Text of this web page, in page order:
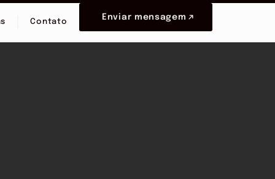
Contato
Enviar mensagem